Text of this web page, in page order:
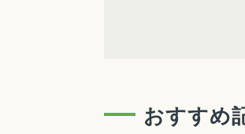
おすすめ